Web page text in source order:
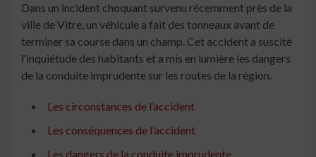
Dans un incident choquant survenu récemment près de la
ville de Vitre, un véhicule a fait des tonneaux avant de
terminer sa course dans un champ. Cet accident a suscité
l’inquiétude des habitants et a mis en lumière les dangers
de la conduite imprudente sur les routes de la région.
Les circonstances de l’accident
Les conséquences de l’accident
Les dangers de la conduite imprudente